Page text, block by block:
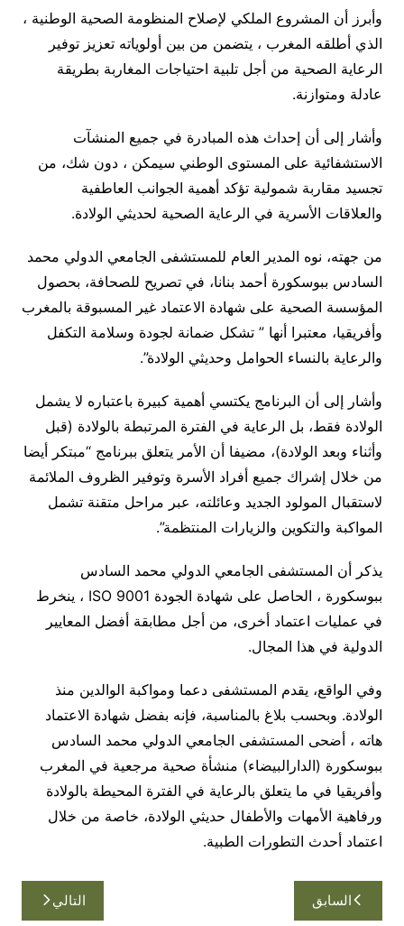
وأبرز أن المشروع الملكي لإصلاح المنظومة الصحية الوطنية ،
الذي أطلقه المغرب ، يتضمن من بين أولوياته تعزيز توفير
الرعاية الصحية من أجل تلبية احتياجات المغاربة بطريقة
عادلة ومتوازنة.
وأشار إلى أن إحداث هذه المبادرة في جميع المنشآت
الاستشفائية على المستوى الوطني سيمكن ، دون شك، من
تجسيد مقاربة شمولية تؤكد أهمية الجوانب العاطفية
والعلاقات الأسرية في الرعاية الصحية لحديثي الولادة.
من جهته، نوه المدير العام للمستشفى الجامعي الدولي محمد
السادس ببوسكورة أحمد بنانا، في تصريح للصحافة، بحصول
المؤسسة الصحية على شهادة الاعتماد غير المسبوقة بالمغرب
وأفريقيا، معتبرا أنها ” تشكل ضمانة لجودة وسلامة التكفل
والرعاية بالنساء الحوامل وحديثي الولادة”.
وأشار إلى أن البرنامج يكتسي أهمية كبيرة باعتباره لا يشمل
الولادة فقط، بل الرعاية في الفترة المرتبطة بالولادة (قبل
وأثناء وبعد الولادة)، مضيفا أن الأمر يتعلق ببرنامج “مبتكر أيضا
من خلال إشراك جميع أفراد الأسرة وتوفير الظروف الملائمة
لاستقبال المولود الجديد وعائلته، عبر مراحل متقنة تشمل
المواكبة والتكوين والزيارات المنتظمة”.
يذكر أن المستشفى الجامعي الدولي محمد السادس
ببوسكورة ، الحاصل على شهادة الجودة 9001 ISO ، ينخرط
في عمليات اعتماد أخرى، من أجل مطابقة أفضل المعايير
الدولية في هذا المجال.
وفي الواقع، يقدم المستشفى دعما ومواكبة الوالدين منذ
الولادة. وبحسب بلاغ بالمناسبة، فإنه بفضل شهادة الاعتماد
هاته ، أضحى المستشفى الجامعي الدولي محمد السادس
ببوسكورة (الدارالبيضاء) منشأة صحية مرجعية في المغرب
وأفريقيا في ما يتعلق بالرعاية في الفترة المحيطة بالولادة
ورفاهية الأمهات والأطفال حديثي الولادة، خاصة من خلال
اعتماد أحدث التطورات الطبية.
تصفّح
السابق التالي